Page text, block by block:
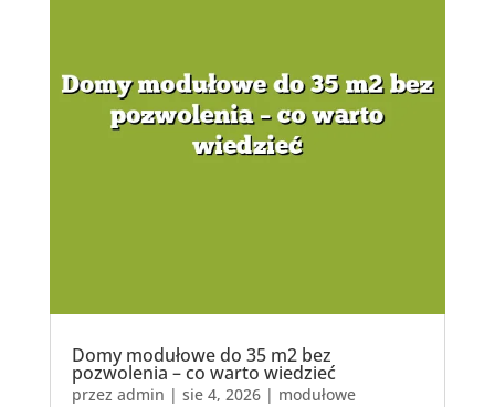
Domy modułowe do 35 m2 bez
pozwolenia – co warto wiedzieć
przez admin | sie 4, 2026| modułowe